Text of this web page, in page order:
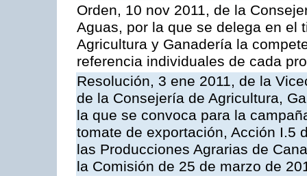
Orden, 10 nov 2011, de la
Aguas, por la que se delega en el
Agricultura y Ganadería la
referencia individuales de cada
Resolución, 3 ene 2011, de la
de la Consejería de Agricultura,
la que se convoca para la
tomate de exportación, Acción I.5
las Producciones Agrarias de
la Comisión de 25 de marzo de